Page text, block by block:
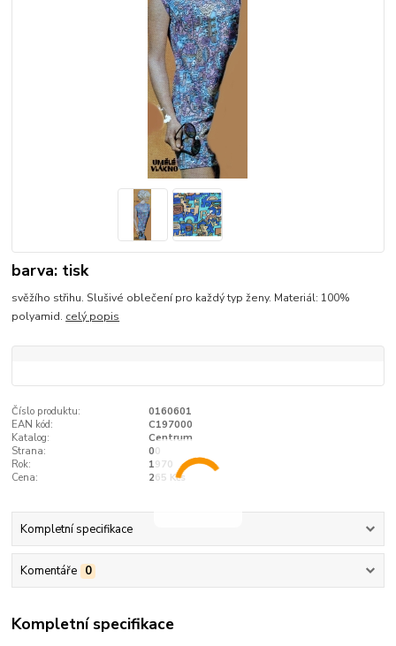
barva: tisk
svěžího střihu. Slušivé oblečení pro každý typ ženy. Materiál: 100%
polyamid. celý popis
Číslo produktu:
0160601
EAN kód:
C197000
Katalog:
Centrum
Strana:
00
Rok:
1970
Cena:
265 Kčs
Kompletní specifikace
Komentáře 0
Kompletní specifikace